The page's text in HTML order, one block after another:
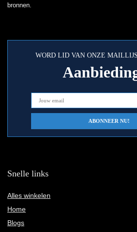
bronnen.
WORD LID VAN ONZE
Snelle links
Alles winkelen
Home
Blogs